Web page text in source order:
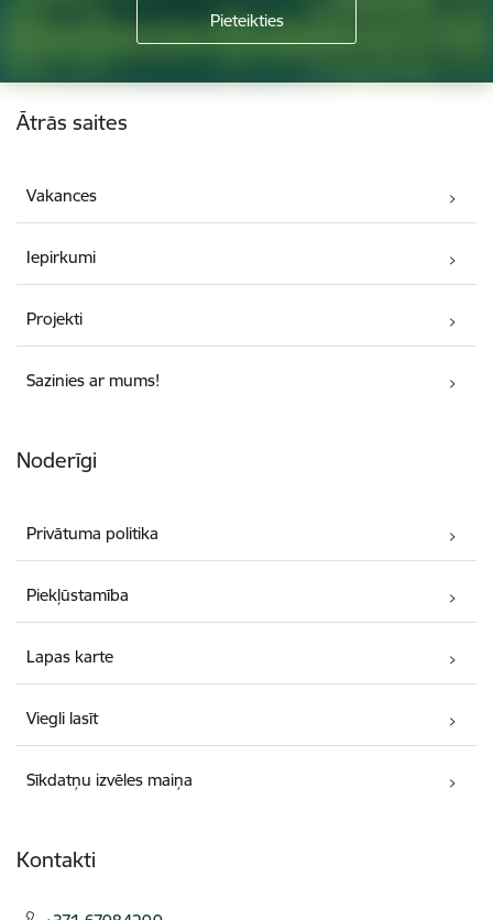
Kājene
Ātrās saites
Vakances
Iepirkumi
Projekti
Sazinies ar mums!
Noderīgi
Privātuma politika
Piekļūstamība
Lapas karte
Viegli lasīt
Sīkdatņu izvēles maiņa
Kontakti